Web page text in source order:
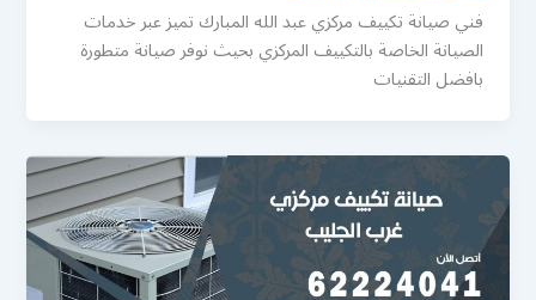
فني صيانة تكييف مركزي عبد الله المبارك تميز عبر خدمات
الصيانة الخاصة بالتكييف المركزي بحيث نوفر صيانة متطورة
بافضل التقنيات